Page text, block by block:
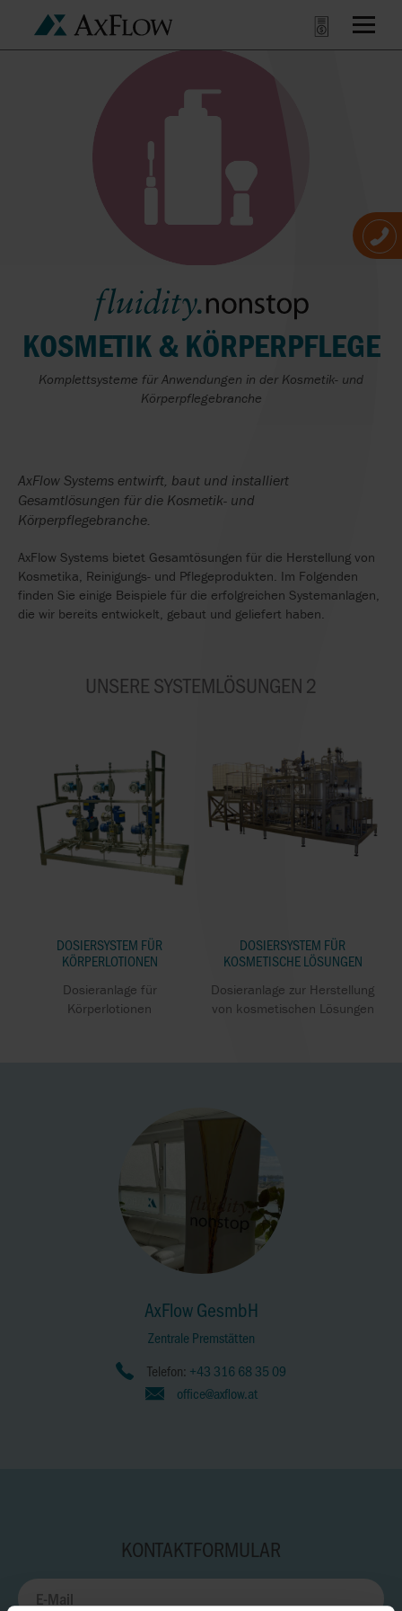
KOSMETIK & KÖRPERPFLEGE
Komplettsysteme für Anwendungen in der Kosmetik- und
Körperpflegebranche
AxFlow Systems entwirft, baut und installiert
Gesamtlösungen für die Kosmetik- und
Körperpflegebranche.
AxFlow Systems bietet Gesamtösungen für die Herstellung von
Kosmetika, Reinigungs- und Pflegeprodukten. Im Folgenden
finden Sie einige Beispiele für die erfolgreichen Systemanlagen,
die wir bereits entwickelt, gebaut und geliefert haben.
UNSERE SYSTEMLÖSUNGEN 2
DOSIERSYSTEM FÜR
KÖRPERLOTIONEN
Dosieranlage für
Körperlotionen
DOSIERSYSTEM FÜR
KOSMETISCHE LÖSUNGEN
Dosieranlage zur Herstellung
von kosmetischen Lösungen
AxFlow GesmbH
Zentrale Premstätten
Telefon: +43 316 68 35 09
office@axflow.at
KONTAKTFORMULAR